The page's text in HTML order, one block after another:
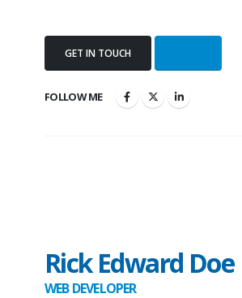
GET IN TOUCH
FOLLOW ME
Rick Edward Doe
WEB DEVELOPER